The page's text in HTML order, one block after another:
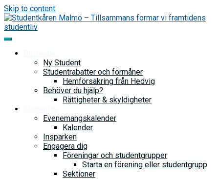
Skip to content
Ny Student
Studentrabatter och förmåner
Hemförsäkring från Hedvig
Behöver du hjälp?
Rättigheter & skyldigheter
Evenemangskalender
Kalender
Insparken
Engagera dig
Föreningar och studentgrupper
Starta en förening eller studentgrupp
Sektioner